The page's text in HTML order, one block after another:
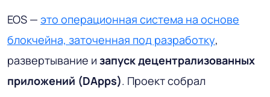
EOS — это операционная система на основе
блокчейна, заточенная под разработку,
развертывание и запуск децентрализованных
приложений (DApps). Проект собрал